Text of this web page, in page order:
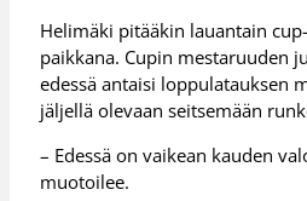
Helimäki pitääkin lauantain
paikkana. Cupin mestaruuden
edessä antaisi loppulatauksen
jäljellä olevaan seitsemään
– Edessä on vaikean kauden
muotoilee.